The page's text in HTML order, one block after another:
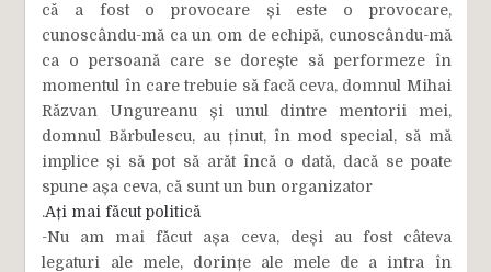
că a fost o provocare și este o provocare,
cunoscându-mă ca un om de echipă, cunoscându-mă
ca o persoană care se dorește să performeze în
momentul în care trebuie să facă ceva, domnul Mihai
Răzvan Ungureanu și unul dintre mentorii mei,
domnul Bărbulescu, au ținut, în mod special, să mă
implice și să pot să arăt încă o dată, dacă se poate
spune așa ceva, că sunt un bun organizator
.Ați mai făcut politică
-Nu am mai făcut așa ceva, deși au fost câteva
legaturi ale mele, dorințe ale mele de a intra în